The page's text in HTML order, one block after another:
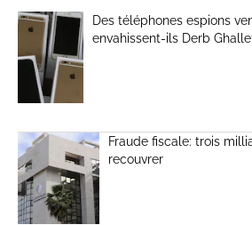
Des téléphones espions
envahissent-ils Derb
Fraude fiscale: trois
recouvrer